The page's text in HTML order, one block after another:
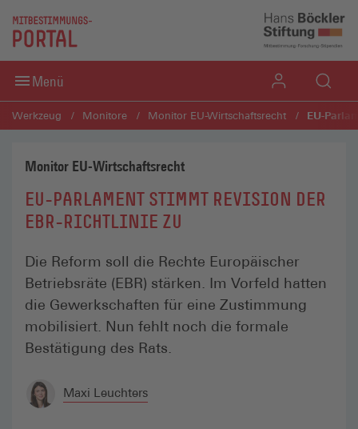
Direkt zum Inhaltsbereich
Direkt zum Fußbereich
Menü
Werkzeug Monitore Monitor EU-Wirtschafts­recht EU-
Monitor EU-Wirtschaftsrecht
EU-PARLAMENT STIMMT REVISION DER
EBR-RICHTLINIE ZU
Die Reform soll die Rechte Europäischer
Betriebsräte (EBR) stärken. Im Vorfeld hatten
die Gewerkschaften für eine Zustimmung
mobilisiert. Nun fehlt noch die formale
Bestätigung des Rats.
Maxi Leuchters